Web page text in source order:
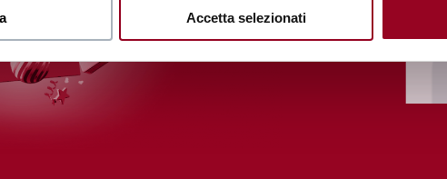
Accetta selezionati